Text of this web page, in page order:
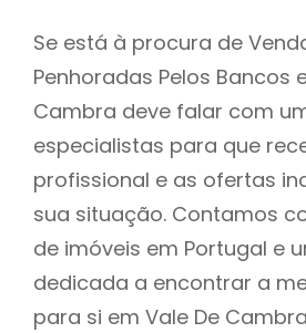
Se está à procura de
Penhoradas Pelos Bancos
Cambra deve falar com
especialistas para que
profissional e as ofertas
sua situação. Contamos
de imóveis em Portugal e
dedicada a encontrar a
para si em Vale De